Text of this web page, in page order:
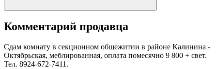
Комментарий продавца
Сдам комнату в секционном общежитии в районе Калинина -
Октябрьская, меблированная, оплата помесячно 9 800 + свет.
Тел. 8924-672-7411.